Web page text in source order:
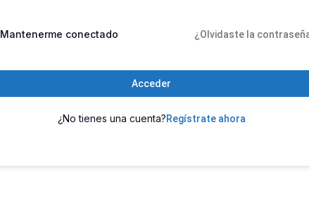
Mantenerme conectado ¿Olvidaste la
Acceder
¿No tienes una cuenta?Regístrate ahora